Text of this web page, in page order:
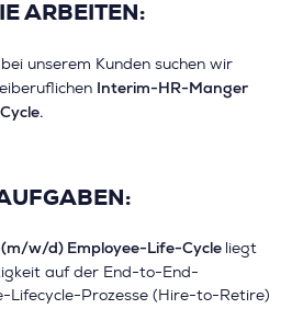
ARBEITEN:
unserem Kunden suchen wir
Interim-HR-Manger
w/d) Employee-Life-Cycle liegt
auf der End-to-End-
Lifecycle-Prozesse (Hire-to-Retire)